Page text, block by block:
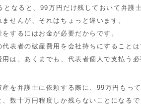
なると、99万円だけ残しておいて弁護
せんが、それはちょっと違います。
するにはお金が必要だからです。
表者の破産費用を会社持ちにすることは
は、あくまでも、代表者個人で支払う必
を弁護士に依頼する際に、99万円もっ
数十万円程度しか残らないことになるで